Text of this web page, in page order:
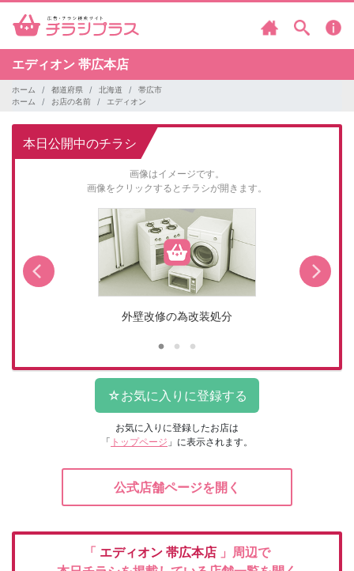
エディオン 帯広本店
ホーム 都道府県 北海道
帯広市
ホーム
お店の名前 エディオン
本日公開中のチラシ
画像はイメージです。
画像をクリックするとチラシが開きます。
外壁改修の為改装処分
お気に入りに登録したお店は
「 トップページ 」に表示されます。
公式店舗ページを開く
「 エディオン 帯広本店 」周辺で